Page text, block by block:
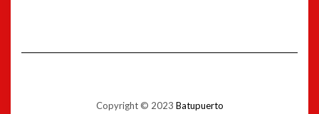
Copyright © 2023 Batupuerto